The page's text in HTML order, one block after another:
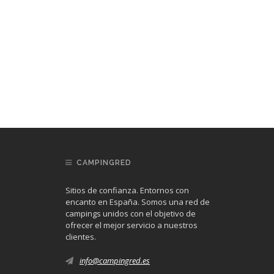
CAMPINGRED
Sitios de confianza. Entornos con
encanto en España. Somos una red de
campings unidos con el objetivo de
ofrecer el mejor servicio a nuestros
clientes.
info@campingred.es